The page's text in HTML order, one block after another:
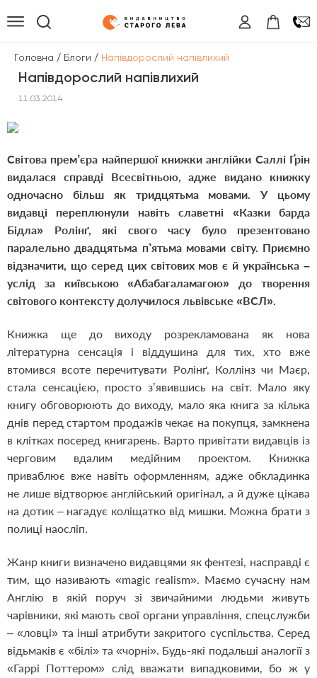
Головна / Блоги / Напівдорослий напівлихий
Напівдорослий напівлихий
11.03.2014
Світова прем’єра найпершої книжки англійки Саллі Ґрін
видалася справді Всесвітньою, адже видано книжку
одночасно більш як тридцятьма мовами. У цьому
видавці переплюнули навіть славетні «Казки барда
Бідла» Ролінґ, які свого часу було презентовано
паралельно двадцятьма п’ятьма мовами світу. Приємно
відзначити, що серед цих світових мов є й українська –
услід за київською «Абабагаламагою» до творення
світового контексту долучилося львівське «ВСЛ».
Книжка ще до виходу розрекламована як нова
літературна сенсація і віддушина для тих, хто вже
втомився всоте перечитувати Ролінґ, Коллінз чи Маєр,
стала сенсацією, просто з’явившись на світ. Мало яку
книгу обговорюють до виходу, мало яка книга за кілька
днів перед стартом продажів чекає на покупця, замкнена
в клітках посеред книгарень. Варто привітати видавців із
черговим вдалим медійним проектом. Книжка
приваблює вже навіть оформленням, адже обкладинка
не лише відтворює англійський оригінал, а й дуже цікава
на дотик – нагадує коліщатко від мишки. Можна брати з
полиці наосліп.
Жанр книги визначено видавцями як фентезі, насправді є
тим, що називають «magic realism». Маємо сучасну нам
Англію в якій поруч зі звичайними людьми живуть
чарівники, які мають свої органи управління, спецслужби
– «ловці» та інші атрибути закритого суспільства. Серед
відьмаків є «білі» та «чорні». Будь-які подальші аналогії з
«Гаррі Поттером» слід вважати випадковими, бо ж у